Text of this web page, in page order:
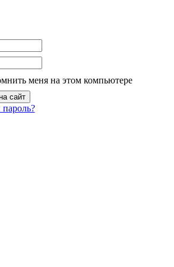
меня на этом компьютере